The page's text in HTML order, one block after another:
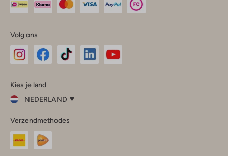
Volg ons
InstagramFacebook
Kies je land
NEDERLAND
je
land
Nederland
Verzendmethodes